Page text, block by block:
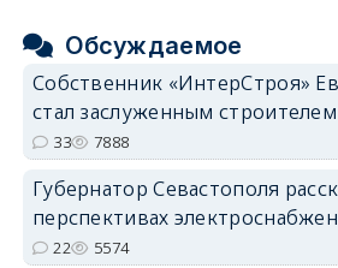
Обсуждаемое
Собственник «ИнтерСтроя»
стал заслуженным
33 7888
Губернатор Севастополя
перспективах
22 5574